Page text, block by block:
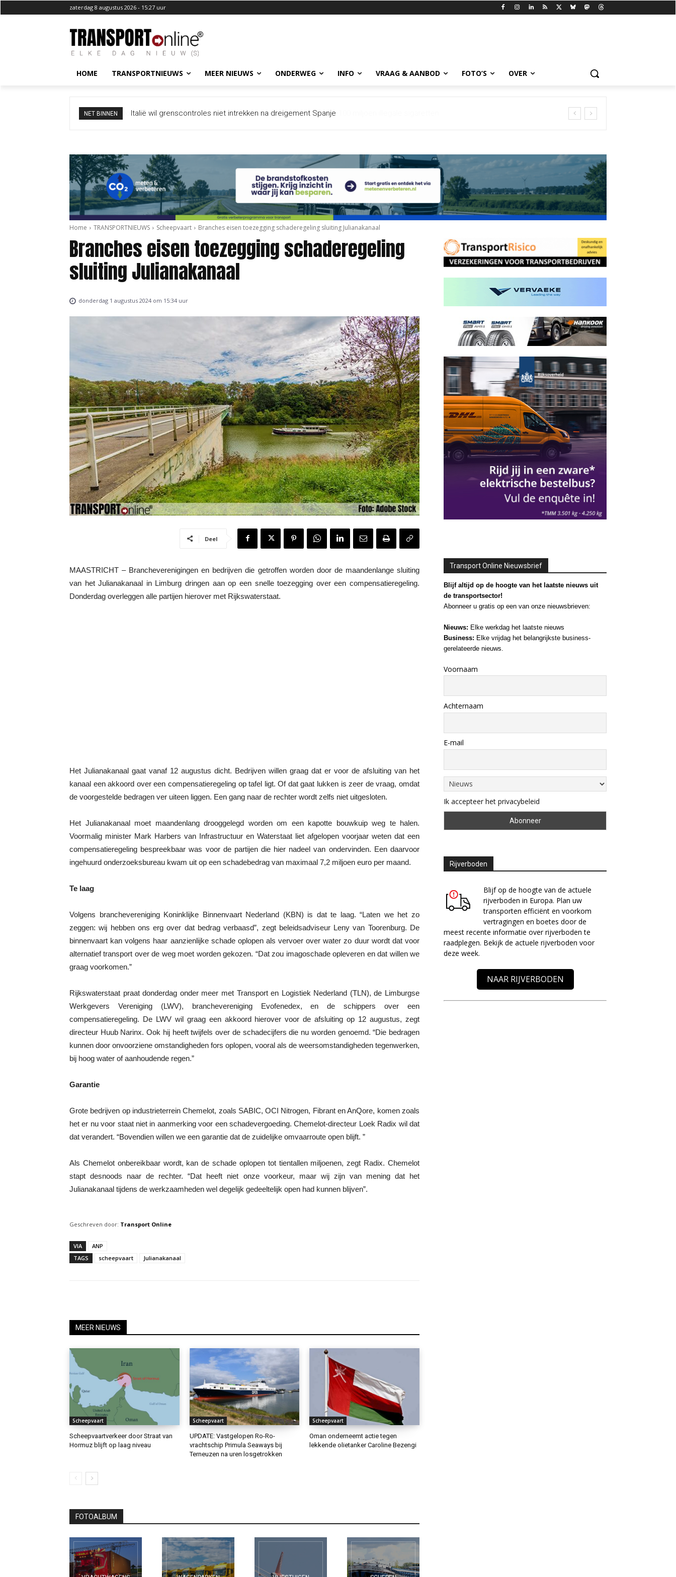
zaterdag 8 augustus 2026 - 15:27 uur
HOME TRANSPORTNIEUWS MEER NIEUWS ONDERWEG INFO VRAAG & AANBOD FOTO’S OVER
NET BINNEN Italië wil grenscontroles niet intrekken na dreigement Spanje
Home TRANSPORTNIEUWS Scheepvaart Branches eisen toezegging schaderegeling sluiting Julianakanaal
Branches eisen toezegging schaderegeling
sluiting Julianakanaal
donderdag 1 augustus 2024 om 15:34 uur
Deel
MAASTRICHT – Brancheverenigingen en bedrijven die getroffen worden door de maandenlange sluiting
van het Julianakanaal in Limburg dringen aan op een snelle toezegging over een compensatieregeling.
Donderdag overleggen alle partijen hierover met Rijkswaterstaat.
Het Julianakanaal gaat vanaf 12 augustus dicht. Bedrijven willen graag dat er voor de afsluiting van het
kanaal een akkoord over een compensatieregeling op tafel ligt. Of dat gaat lukken is zeer de vraag, omdat
de voorgestelde bedragen ver uiteen liggen. Een gang naar de rechter wordt zelfs niet uitgesloten.
Het Julianakanaal moet maandenlang drooggelegd worden om een kapotte bouwkuip weg te halen.
Voormalig minister Mark Harbers van Infrastructuur en Waterstaat liet afgelopen voorjaar weten dat een
compensatieregeling bespreekbaar was voor de partijen die hier nadeel van ondervinden. Een daarvoor
ingehuurd onderzoeksbureau kwam uit op een schadebedrag van maximaal 7,2 miljoen euro per maand.
Te laag
Volgens branchevereniging Koninklijke Binnenvaart Nederland (KBN) is dat te laag. “Laten we het zo
zeggen: wij hebben ons erg over dat bedrag verbaasd”, zegt beleidsadviseur Leny van Toorenburg. De
binnenvaart kan volgens haar aanzienlijke schade oplopen als vervoer over water zo duur wordt dat voor
alternatief transport over de weg moet worden gekozen. “Dat zou imagoschade opleveren en dat willen we
graag voorkomen.”
Rijkswaterstaat praat donderdag onder meer met Transport en Logistiek Nederland (TLN), de Limburgse
Werkgevers Vereniging (LWV), branchevereniging Evofenedex, en de schippers over een
compensatieregeling. De LWV wil graag een akkoord hierover voor de afsluiting op 12 augustus, zegt
directeur Huub Narinx. Ook hij heeft twijfels over de schadecijfers die nu worden genoemd. “Die bedragen
kunnen door onvoorziene omstandigheden fors oplopen, vooral als de weersomstandigheden tegenwerken,
bij hoog water of aanhoudende regen.”
Garantie
Grote bedrijven op industrieterrein Chemelot, zoals SABIC, OCI Nitrogen, Fibrant en AnQore, komen zoals
het er nu voor staat niet in aanmerking voor een schadevergoeding. Chemelot-directeur Loek Radix wil dat
dat verandert. “Bovendien willen we een garantie dat de zuidelijke omvaarroute open blijft. ”
Als Chemelot onbereikbaar wordt, kan de schade oplopen tot tientallen miljoenen, zegt Radix. Chemelot
stapt desnoods naar de rechter. “Dat heeft niet onze voorkeur, maar wij zijn van mening dat het
Julianakanaal tijdens de werkzaamheden wel degelijk gedeeltelijk open had kunnen blijven”.
Geschreven door: Transport Online
VIA
ANP
TAGS
scheepvaart Julianakanaal
MEER NIEUWS
Scheepvaart
Scheepvaartverkeer door Straat van
Hormuz blijft op laag niveau
Scheepvaart
UPDATE: Vastgelopen Ro-Ro-
vrachtschip Primula Seaways bij
Terneuzen na uren losgetrokken
Scheepvaart
Oman onderneemt actie tegen
lekkende olietanker Caroline Bezengi
FOTOALBUM
Transport Online Nieuwsbrief
Blijf altijd op de hoogte van het laatste nieuws uit
de transportsector!
Abonneer u gratis op een van onze nieuwsbrieven:
Nieuws: Elke werkdag het laatste nieuws
Business: Elke vrijdag het belangrijkste business-
gerelateerde nieuws.
Voornaam
Achternaam
E-mail
Ik accepteer het privacybeleid
Rijverboden
Blijf op de hoogte van de actuele
rijverboden in Europa. Plan uw
transporten efficiënt en voorkom
vertragingen en boetes door de
meest recente informatie over rijverboden te
raadplegen. Bekijk de actuele rijverboden voor
deze week.
NAAR RIJVERBODEN